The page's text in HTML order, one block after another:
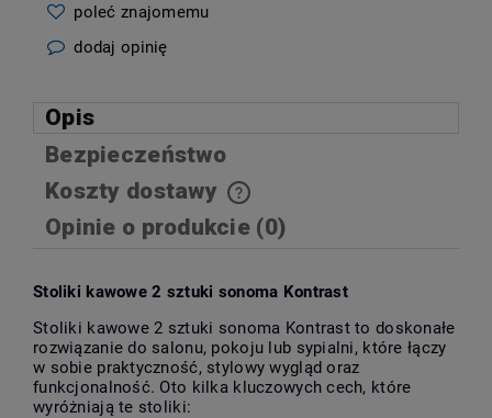
poleć znajomemu
dodaj opinię
Opis
Bezpieczeństwo
Koszty dostawy
Cena nie zawiera ewentualnych kosztów płatności
Opinie o produkcie (0)
Stoliki kawowe 2 sztuki sonoma Kontrast
Stoliki kawowe 2 sztuki sonoma Kontrast to doskonałe
rozwiązanie do salonu, pokoju lub sypialni, które łączy
w sobie praktyczność, stylowy wygląd oraz
funkcjonalność. Oto kilka kluczowych cech, które
wyróżniają te stoliki: